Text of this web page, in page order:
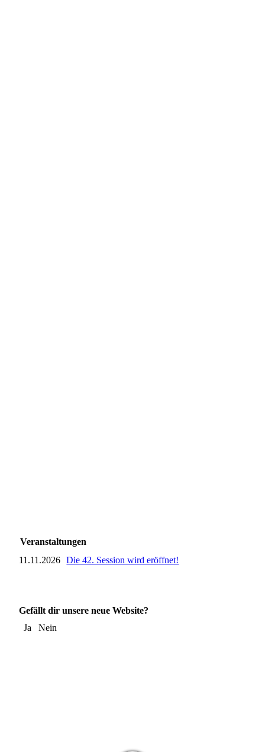
Veranstaltungen
11.11.2026
Die 42. Session wird eröffnet!
Gefällt dir unsere neue Website?
Ja
Nein